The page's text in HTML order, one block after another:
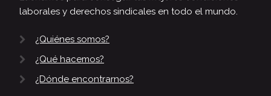
laborales y derechos sindicales en todo el mundo.
¿Quiénes somos?
¿Qué hacemos?
¿Dónde encontrarnos?